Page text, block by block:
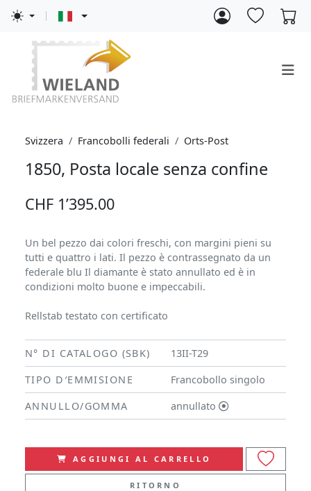
Svizzera Francobolli federali Orts-Post
1850, Posta locale senza confine
CHF 1’395.00
Un bel pezzo dai colori freschi, con margini pieni su
tutti e quattro i lati. Il pezzo è contrassegnato da un
federale blu Il diamante è stato annullato ed è in
condizioni molto buone e impeccabili.
Rellstab testato con certificato
N° DI CATALOGO (SBK)
13II-T29
TIPO D′EMMISIONE
Francobollo singolo
ANNULLO/GOMMA
annullato
AGGIUNGI AL CARRELLO
RITORNO